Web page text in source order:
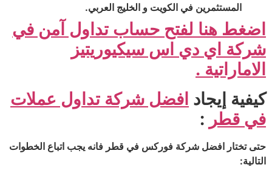
المستثمرين في الكويت و الخليج العربي.
اضغط هنا لفتح حساب تداول آمن في
شركة اي دي اس سيكيوريتيز
الاماراتية .
كيفية إيجاد افضل شركة تداول عملات
في قطر :
حتى تختار افضل شركة فوركس في قطر فانه يجب اتباع الخطوات
التالية: